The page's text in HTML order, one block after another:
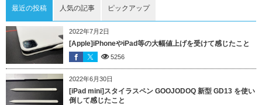
最近の投稿 人気の記事 ピックアップ
2022年7月2日
[Apple]iPhoneやiPad等の大幅値上げを受けて感じたこと
5256
2022年6月30日
[iPad mini]スタイラスペン GOOJODOQ 新型 GD13 を使い
倒して感じたこと